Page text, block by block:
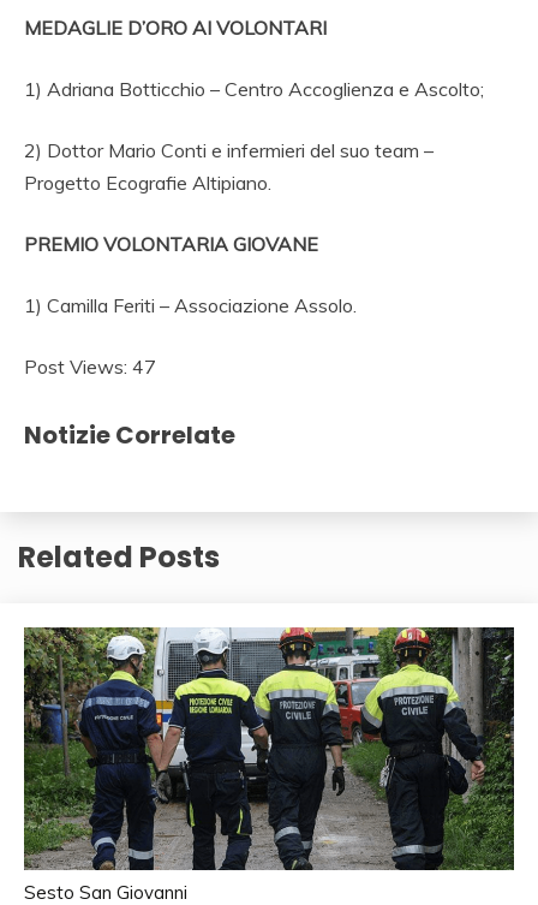
MEDAGLIE D’ORO AI VOLONTARI
1) Adriana Botticchio – Centro Accoglienza e Ascolto;
2) Dottor Mario Conti e infermieri del suo team –
Progetto Ecografie Altipiano.
PREMIO VOLONTARIA GIOVANE
1) Camilla Feriti – Associazione Assolo.
Post Views: 47
Notizie Correlate
Related Posts
Sesto San Giovanni